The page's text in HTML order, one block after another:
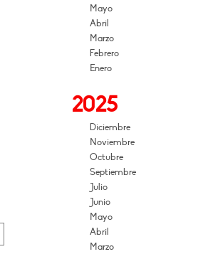
Mayo
Abril
Marzo
Febrero
Enero
2025
Diciembre
Noviembre
Octubre
Septiembre
Julio
Junio
Mayo
Abril
Marzo